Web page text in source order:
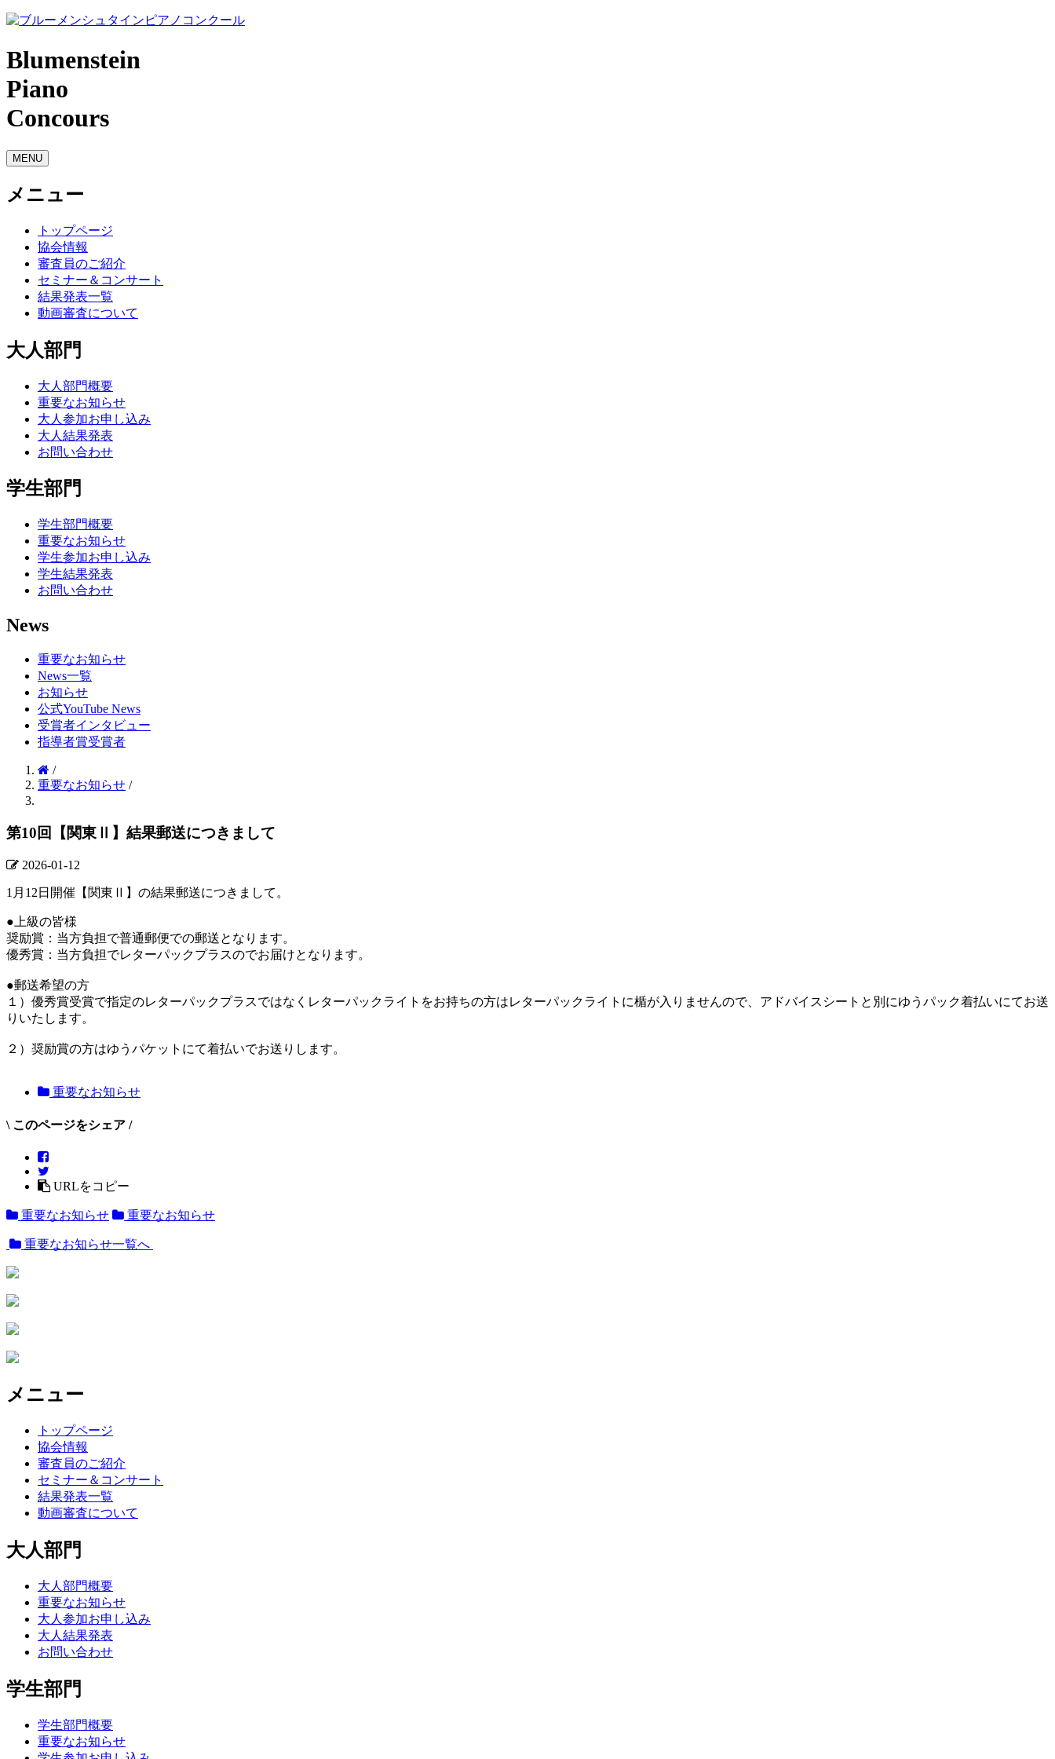
Blumenstein
Piano
Concours
MENU
メニュー
トップページ
協会情報
審査員のご紹介
セミナー＆コンサート
結果発表一覧
動画審査について
大人部門
大人部門概要
重要なお知らせ
大人参加お申し込み
大人結果発表
お問い合わせ
学生部門
学生部門概要
重要なお知らせ
学生参加お申し込み
学生結果発表
お問い合わせ
News
重要なお知らせ
News一覧
お知らせ
公式YouTube News
受賞者インタビュー
指導者賞受賞者
/
重要なお知らせ /
第10回【関東Ⅱ】結果郵送につきまして
2026-01-12
1月12日開催【関東Ⅱ】の結果郵送につきまして。
●上級の皆様
奨励賞：当方負担で普通郵便での郵送となります。
優秀賞：当方負担でレターパックプラスのでお届けとなります。
●郵送希望の方
１）優秀賞受賞で指定のレターパックプラスではなくレターパックライトをお持ちの方はレターパックライトに楯が入りませんので、アドバイスシートと別にゆうパック着払いにてお送
りいたします。
２）奨励賞の方はゆうパケットにて着払いでお送りします。
重要なお知らせ
\ このページをシェア /
URLをコピー
重要なお知らせ 重要なお知らせ
重要なお知らせ一覧へ
メニュー
トップページ
協会情報
審査員のご紹介
セミナー＆コンサート
結果発表一覧
動画審査について
大人部門
大人部門概要
重要なお知らせ
大人参加お申し込み
大人結果発表
お問い合わせ
学生部門
学生部門概要
重要なお知らせ